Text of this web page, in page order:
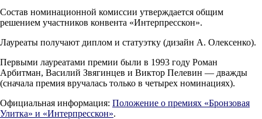
Состав номинационной комиссии утверждается общим
решением участников конвента «Интерпресскон».
Лауреаты получают диплом и статуэтку (дизайн А. Олексенко).
Первыми лауреатами премии были в 1993 году Роман
Арбитман, Василий Звягинцев и Виктор Пелевин — дважды
(сначала премия вручалась только в четырех номинациях).
Официальная информация: Положение о премиях «Бронзовая
Улитка» и «Интерпресскон».